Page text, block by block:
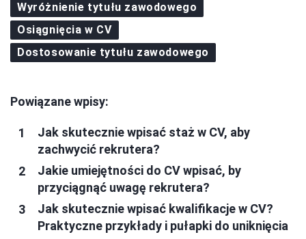
Wyróżnienie tytułu zawodowego
Osiągnięcia w CV
Dostosowanie tytułu zawodowego
Powiązane wpisy:
Jak skutecznie wpisać staż w CV, aby
zachwycić rekrutera?
Jakie umiejętności do CV wpisać, by
przyciągnąć uwagę rekrutera?
Jak skutecznie wpisać kwalifikacje w CV?
Praktyczne przykłady i pułapki do uniknięcia